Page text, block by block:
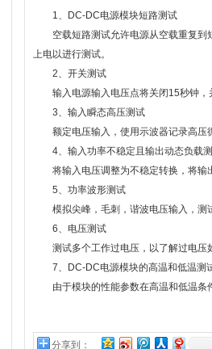
1、DC-DC电源模块短路测试
空载短路测试允许电源从空载重复到
上电以进行测试。
2、开关测试
输入电源输入电压点将关闭15秒钟，
3、输入瞬态高压测试
额定电压输入，使用示波器记录高压
4、输入功率不稳定且输出动态负载
将输入电压调整为不稳定转换，将输
5、功率波形测试
模拟尖峰，毛刺，谐波电压输入，测
6、电压测试
测试多个工作过电压，以了解过电压
7、DC-DC电源模块的高温和低温测
由于模块的性能参数在高温和低温条
分享到：